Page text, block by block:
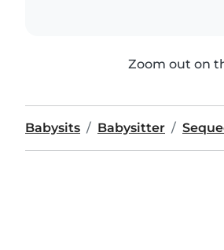
Zoom out on
Babysits Babysitter